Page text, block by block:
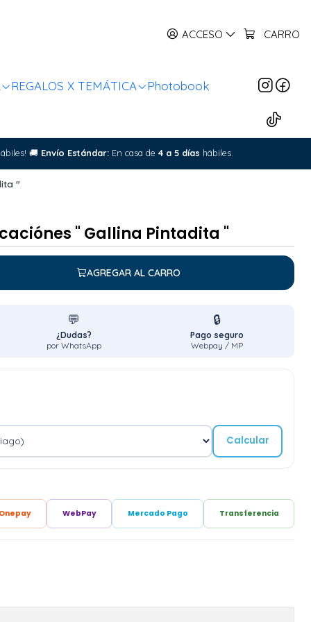
ACCESO CARRO
REGALOS X TEMÁTICA Photobook
🚚 Envío Estándar: En casa de 4 a 5 días hábiles.
"
" Gallina Pintadita "
AGREGAR AL CARRO
💬
¿Dudas?
por WhatsApp
🔒
Pago seguro
Webpay / MP
Calcular
WebPay Mercado Pago Transferencia